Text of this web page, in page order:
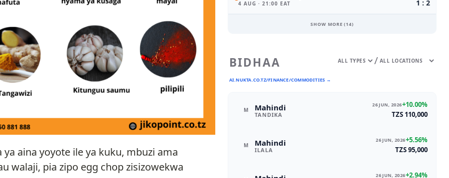
aina yoyote ile ya kuku, mbuzi ama
walaji, pia zipo egg chop zisizowekwa
4 AUG · 21:00 EAT 1 : 2
SHOW MORE (14)
BIDHAA
AI.NUKTA.CO.TZ/FINANCE/COMMODITIES →
/
M Mahindi
TANDIKA
26 JUN, 2026+10.00%
TZS 110,000
M Mahindi
ILALA
26 JUN, 2026+5.56%
TZS 95,000
26 JUN, 2026+2.94%